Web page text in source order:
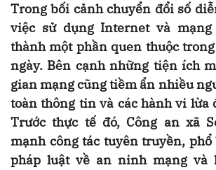
Trong bối cảnh chuyển đổi số
việc sử dụng Internet và
thành một phần quen thuộc
ngày. Bên cạnh những tiện ích
gian mạng cũng tiềm ẩn nhiều
toàn thông tin và các hành vi lừa
Trước thực tế đó, Công an xã
mạnh công tác tuyên truyền,
pháp luật về an ninh mạng và